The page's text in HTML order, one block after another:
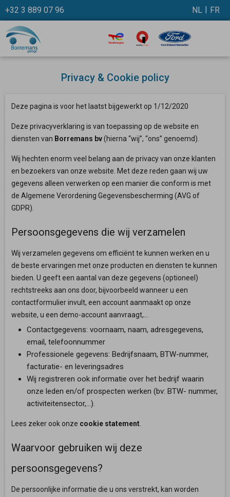
+32 3 889 07 96 NL FR
Privacy & Cookie policy
Deze pagina is voor het laatst bijgewerkt op 1/12/2020
Deze privacyverklaring is van toepassing op de website en
diensten van Borremans bv(hierna “wij”, “ons” genoemd).
Wij hechten enorm veel belang aan de privacy van onze klanten
en bezoekers van onze website. Met deze reden gaan wij uw
gegevens alleen verwerken op een manier die conform is met
de Algemene Verordening Gegevensbescherming (AVG of
GDPR).
Persoonsgegevens die wij verzamelen
Wij verzamelen gegevens om efficiënt te kunnen werken en u
de beste ervaringen met onze producten en diensten te kunnen
bieden. U geeft een aantal van deze gegevens (optioneel)
rechtstreeks aan ons door, bijvoorbeeld wanneer u een
contactformulier invult, een account aanmaakt op onze
website, u een demo-account aanvraagt,…
Contactgegevens: voornaam, naam, adresgegevens,
email, telefoonnummer
Professionele gegevens: Bedrijfsnaam, BTW-nummer,
facturatie- en leveringsadres
Wij registreren ook informatie over het bedrijf waarin
onze leden en/of prospecten werken (bv: BTW- nummer,
activiteitensector,…).
Lees zeker ook onze cookie statement
Waarvoor gebruiken wij deze
persoonsgegevens?
De persoonlijke informatie die u ons verstrekt, kan worden